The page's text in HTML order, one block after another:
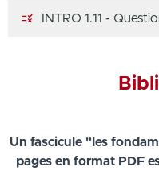
INTRO 1.11 -
Un fascicule "les
pages en format PDF